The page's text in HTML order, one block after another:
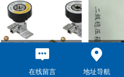
二级稳
在线留言 地址导航